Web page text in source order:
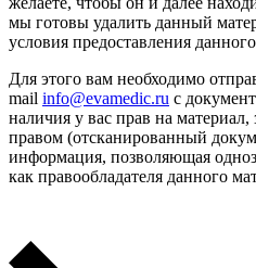
мы готовы удалить данный
условия предоставления
Для этого вам необходимо
mail info@evamedic.ru с
наличия у вас прав на
правом (отсканированный
информация, позволяющая
как правообладателя данного